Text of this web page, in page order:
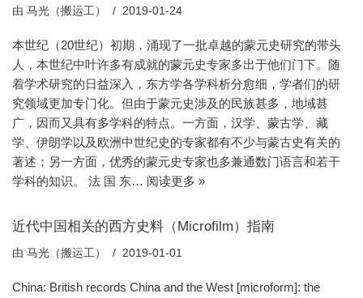
由 马光（搬运工） 2019-01-24
本世纪（20世纪）初期，涌现了一批卓越的蒙元史研究的带头
人，本世纪中叶许多有成就的蒙元史专家多出于他们门下。随
着学术研究的日益深入，东方学各学科析分愈细，学者们的研
究领域更加专门化。但由于蒙元史涉及的民族甚多，地域甚
广，因而又具有多学科的特点。一方面，汉学、蒙古学、藏
学、伊朗学以及欧洲中世纪史的专家都有不少与蒙古史有关的
著述；另一方面，优秀的蒙元史专家也多兼通数门语言和若干
学科的知识。 法 国 东… 阅读更多 »
近代中国相关的西方史料（Microfilm）指南
由 马光（搬运工） 2019-01-01
China: British records China and the West [microform]: the